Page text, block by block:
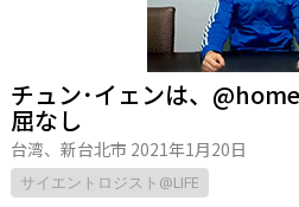
チュン･イェンは、
屈なし
台湾、新台北市 2021年1月20日
サイエントロジスト@LIFE